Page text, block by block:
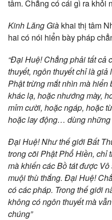
tâm. Chẳng có cái gì ra khỏi
Kinh Lăng Già khai thị tâm
hai có nói hiển bày pháp
“Đại Huệ! Chẳng phải tất cả
thuyết, ngôn thuyết chỉ là
Phật trừng mắt nhìn mà
khác lạ, hoặc nhướng mày,
mỉm cười, hoặc ngáp, hoặc
hoặc lay động… dùng những
Đại Huệ! Như thế giới Bất
trong cõi Phật Phổ Hiền, chỉ
mà khiến các Bồ tát được
muội thù thắng. Đại Huệ!
có các pháp. Trong thế giới
không có ngôn thuyết mà
chúng”